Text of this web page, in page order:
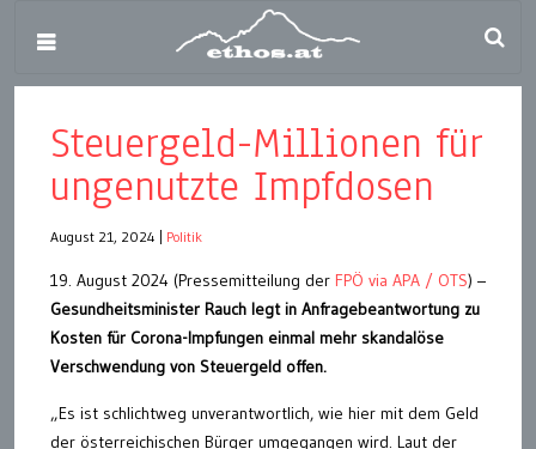
Steuergeld-Millionen für
ungenutzte Impfdosen
August 21, 2024 Politik
19. August 2024 (Pressemitteilung der FPÖ via APA / OTS) –
Gesundheitsminister Rauch legt in Anfragebeantwortung zu
Kosten für Corona-Impfungen einmal mehr skandalöse
Verschwendung von Steuergeld offen.
„Es ist schlichtweg unverantwortlich, wie hier mit dem Geld
der österreichischen Bürger umgegangen wird. Laut der